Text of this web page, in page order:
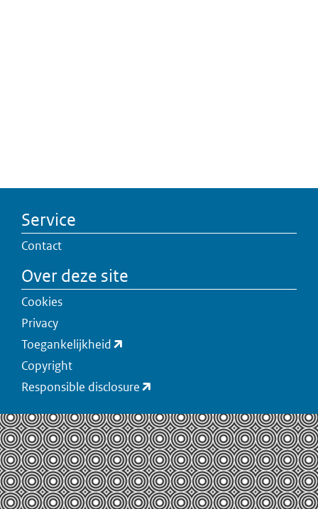
Service
Contact
Over deze site
Cookies
Privacy
Toegankelijkheid
Copyright
Responsible disclosure